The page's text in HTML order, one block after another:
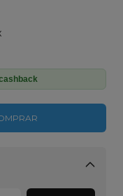
Alterar CEP